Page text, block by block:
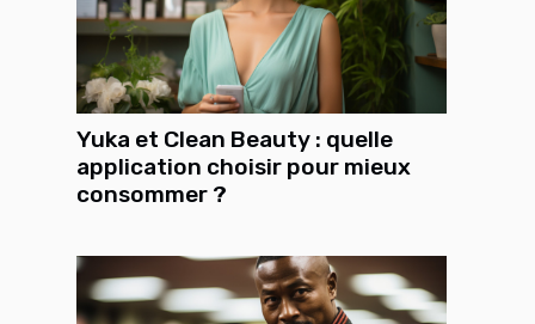
Yuka et Clean Beauty : quelle
application choisir pour mieux
consommer ?